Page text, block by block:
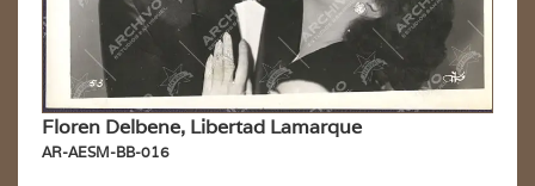
Floren Delbene, Libertad Lamarque
AR-AESM-BB-016